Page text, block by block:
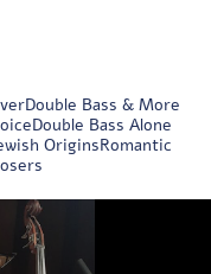
Double Bass & More
Double Bass Alone
OriginsRomantic